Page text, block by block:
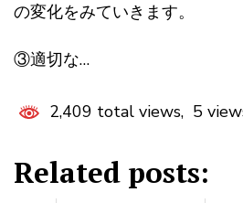
の変化をみていきます。
③適切な…
2,409 total views, 5
Related posts: